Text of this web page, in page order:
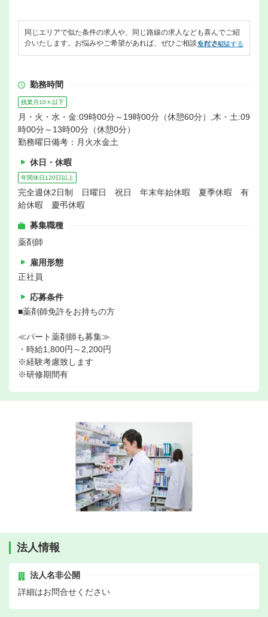
同じエリアで似た条件の求人や、同じ路線の求人なども喜んでご紹
介いたします。お悩みやご希望があれば、ぜひご相談ください。
無料で相談する
勤務時間
残業月10ｈ以下
月・火・水・金:09時00分～19時00分（休憩60分）,木・土:09
時00分～13時00分（休憩0分）
勤務曜日備考：月火水金土
休日・休暇
年間休日120日以上
完全週休2日制 日曜日 祝日 年末年始休暇 夏季休暇 有
給休暇 慶弔休暇
募集職種
薬剤師
雇用形態
正社員
応募条件
■薬剤師免許をお持ちの方
≪パート薬剤師も募集≫
・時給1,800円～2,200円
※経験考慮致します
※研修期間有
法人情報
法人名非公開
詳細はお問合せください